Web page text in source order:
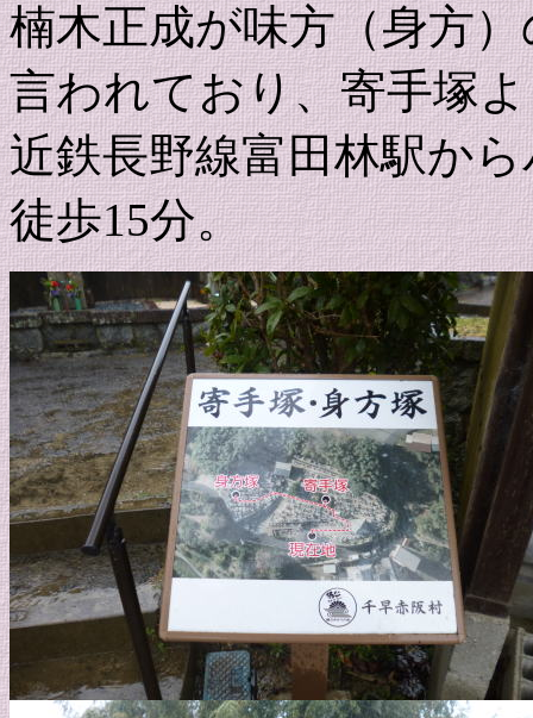
楠木正成が味方（身方
言われており、寄手塚
近鉄長野線富田林駅か
徒歩15分。